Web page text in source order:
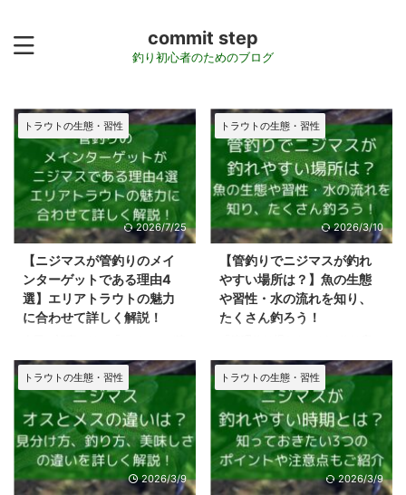
commit step
釣り初心者のためのブログ
トラウトの生態・習性
2026/7/25
【ニジマスが管釣りのメイ
ンターゲットである理由4
選】エリアトラウトの魅力
に合わせて詳しく解説！
理釣り場のメインターゲット」に
されている理由を徹底解説！ ニ
ジマスという存在があるからこ
そ、エリアトラウトという最高に
面白いゲームフィッシングが成り
立っています。 彼らの背景を知
ることで、いつも以上に深く濃い
「感動」や「感謝」を、エリアト
トラウトの生態・習性
2026/3/10
【管釣りでニジマスが釣れ
やすい場所は？】魚の生態
や習性・水の流れを知り、
たくさん釣ろう！
も条件は一緒？」と疑問を抱いた
ことはありませんか？ 実は、広
い池の中でもニジマスが集まる
「特等席」は決まっているんで
す！ 管釣り初心者さんがニジマ
スを釣るコツは、ルアーの種類よ
りも、もっと簡単な「釣り場（釣
り座）選び」にあります。 今回
トラウトの生態・習性
2026/3/9
トラウトの生態・習性
2026/3/9